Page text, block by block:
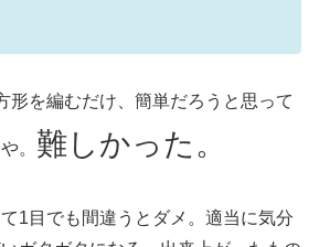
形を編むだけ、簡単だろうと思って
。 難しかった。
1目でも間違うとダメ。適当に気分